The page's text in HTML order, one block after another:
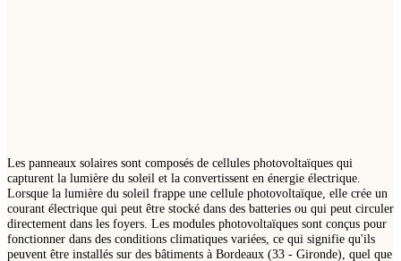
Les panneaux solaires sont composés de cellules photovoltaïques qui
capturent la lumière du soleil et la convertissent en énergie électrique.
Lorsque la lumière du soleil frappe une cellule photovoltaïque, elle crée un
courant électrique qui peut être stocké dans des batteries ou qui peut circuler
directement dans les foyers. Les modules photovoltaïques sont conçus pour
fonctionner dans des conditions climatiques variées, ce qui signifie qu'ils
peuvent être installés sur des bâtiments à Bordeaux (33 - Gironde), quel que